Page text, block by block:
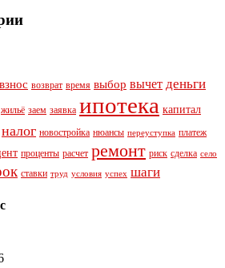
взнос возврат время выбор вычет деньги
жильё заем заявка ипотека капитал
налог новостройка нюансы переуступка платеж
проценты расчет ремонт риск сделка село
ставки труд условия успех шаги